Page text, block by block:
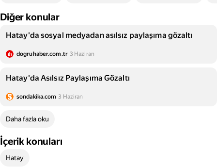
Diğer konular
Hatay'da sosyal medyadan asılsız paylaşıma gözaltı
dogruhaber.com.tr 3 Haziran
Hatay'da Asılsız Paylaşıma Gözaltı
sondakika.com 3 Haziran
Daha fazla oku
İçerik konuları
Hatay